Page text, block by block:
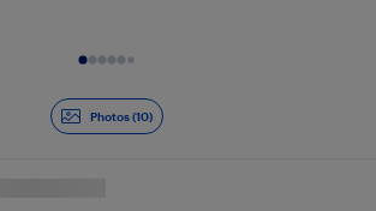
Photos (10)